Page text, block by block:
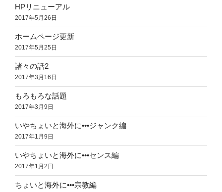
HPリニューアル
2017年5月26日
ホームページ更新
2017年5月25日
諸々の話2
2017年3月16日
もろもろな話題
2017年3月9日
いやちょいと海外に•••ジャンク編
2017年1月9日
いやちょいと海外に•••センス編
2017年1月2日
ちょいと海外に•••宗教編